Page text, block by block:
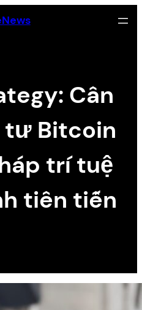
Cân
tư Bitcoin
trí tuệ
tiên tiến